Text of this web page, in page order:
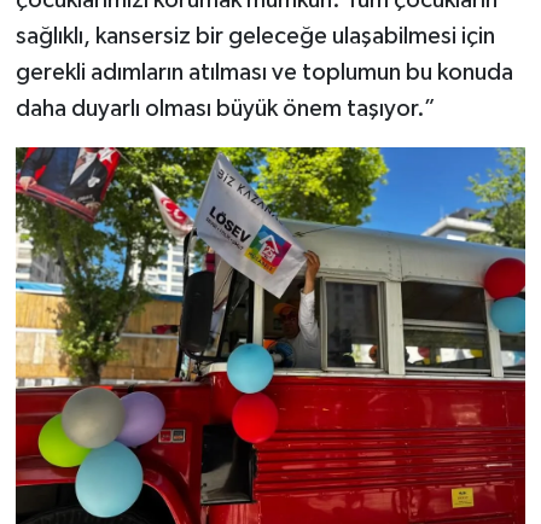
sağlıklı, kansersiz bir geleceğe ulaşabilmesi için
gerekli adımların atılması ve toplumun bu konuda
daha duyarlı olması büyük önem taşıyor.”